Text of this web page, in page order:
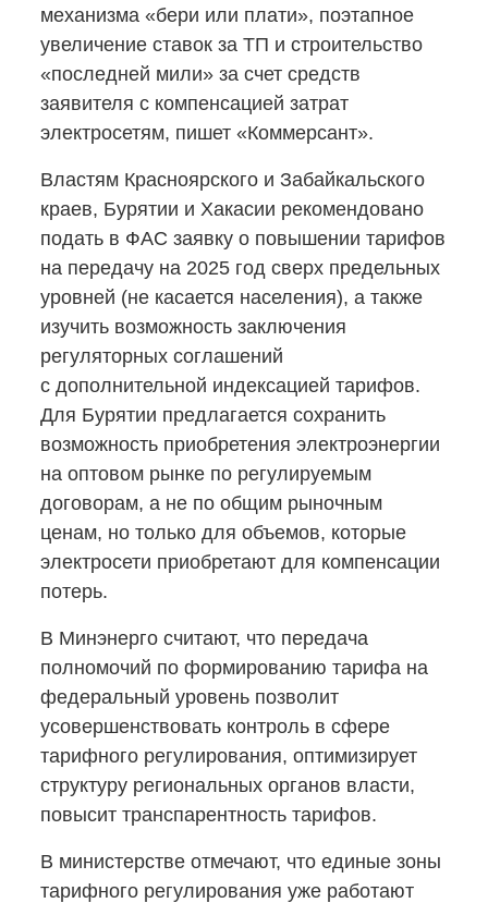
механизма «бери или плати», поэтапное
увеличение ставок за ТП и строительство
«последней мили» за счет средств
заявителя с компенсацией затрат
электросетям, пишет «Коммерсант».
Властям Красноярского и Забайкальского
краев, Бурятии и Хакасии рекомендовано
подать в ФАС заявку о повышении тарифов
на передачу на 2025 год сверх предельных
уровней (не касается населения), а также
изучить возможность заключения
регуляторных соглашений
с дополнительной индексацией тарифов.
Для Бурятии предлагается сохранить
возможность приобретения электроэнергии
на оптовом рынке по регулируемым
договорам, а не по общим рыночным
ценам, но только для объемов, которые
электросети приобретают для компенсации
потерь.
В Минэнерго считают, что передача
полномочий по формированию тарифа на
федеральный уровень позволит
усовершенствовать контроль в сфере
тарифного регулирования, оптимизирует
структуру региональных органов власти,
повысит транспарентность тарифов.
В министерстве отмечают, что единые зоны
тарифного регулирования уже работают